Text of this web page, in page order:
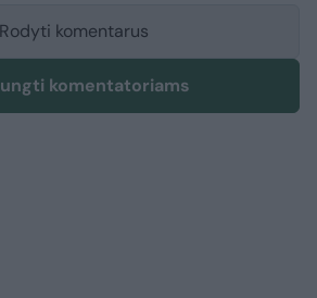
Rodyti komentarus
komentatoriams